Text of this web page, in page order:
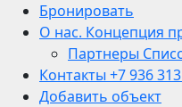
Бронировать
О нас. Концепция
Партнеры
Контакты +7 936
Добавить объект